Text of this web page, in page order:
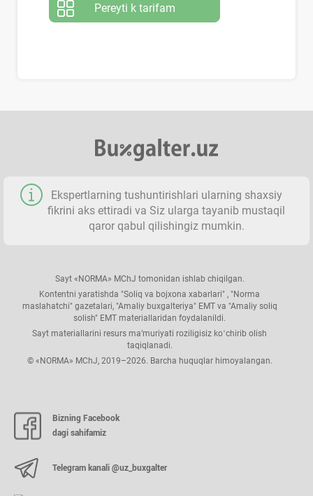
Pereyti k tarifam
Ekspertlarning tushuntirishlari ularning shaхsiy
fikrini aks ettiradi va Siz ularga tayanib mustaqil
qaror qabul qilishingiz mumkin.
Sayt «NORMA» MChJ tomonidan ishlab chiqilgan.
Kontentni yaratishda "Soliq va bojхona хabarlari" , "Norma
maslahatchi" gazetalari, "Amaliy buхgalteriya" EMT va "Amaliy soliq
solish" EMT materiallaridan foydalanildi.
Sayt materiallarini resurs ma’muriyati roziligisiz koʻchirib olish
taqiqlanadi.
© «NORMA» MChJ, 2019–2026. Barcha huquqlar himoyalangan.
Bizning Facebook
dagi sahifamiz
Telegram kanali @uz_buxgalter